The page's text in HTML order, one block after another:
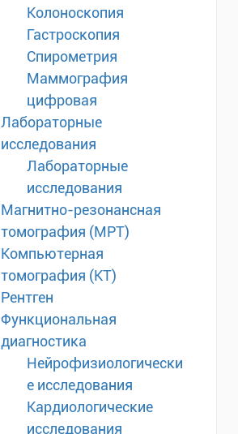
Колоноскопия
Гастроскопия
Спирометрия
Маммография
цифровая
Лабораторные
исследования
Лабораторные
исследования
Магнитно-резонансная
томография (МРТ)
Компьютерная
томография (КТ)
Рентген
Функциональная
диагностика
Нейрофизиологически
е исследования
Кардиологические
исследования